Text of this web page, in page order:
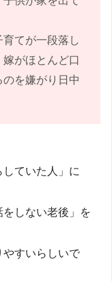
育てが一段落し
がほとんど口
を嫌がり日中
していた人」に
しない老後」を
すいらしいで